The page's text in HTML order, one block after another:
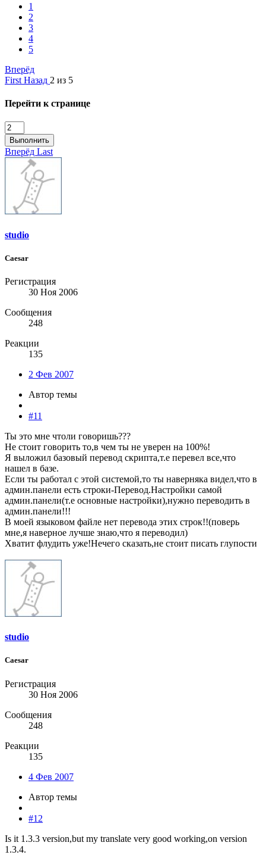
1
2
3
4
5
Вперёд
First Назад 2 из 5
Перейти к странице
Выполнить
Вперёд Last
studio
Caesar
Регистрация
30 Ноя 2006
Сообщения
248
Реакции
135
2 Фев 2007
Автор темы
#11
Ты это мне чтоли говоришь???
Не стоит говорить то,в чем ты не уверен на 100%!
Я выложил базовый перевод скрипта,т.е перевел все,что
нашел в базе.
Если ты работал с этой системой,то ты наверняка видел,что в
админ.панели есть строки-Перевод.Настройки самой
админ.панели(т.е основные настройки),нужно переводить в
админ.панели!!!
В моей языковом файле нет перевода этих строк!!(поверь
мне,я наверное лучше знаю,что я переводил)
Хватит флудить уже!Нечего сказать,не стоит писать глупости
studio
Caesar
Регистрация
30 Ноя 2006
Сообщения
248
Реакции
135
4 Фев 2007
Автор темы
#12
Is it 1.3.3 version,but my translate very good working,on version
1.3.4.